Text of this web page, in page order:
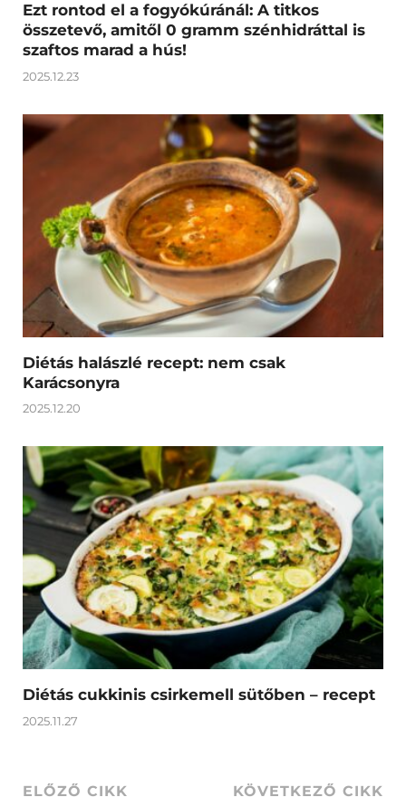
Ezt rontod el a fogyókúránál: A titkos
összetevő, amitől 0 gramm szénhidráttal is
szaftos marad a hús!
2025.12.23
Diétás halászlé recept: nem csak
Karácsonyra
2025.12.20
Diétás cukkinis csirkemell sütőben – recept
2025.11.27
ELŐZŐ CIKK
KÖVETKEZŐ CIKK